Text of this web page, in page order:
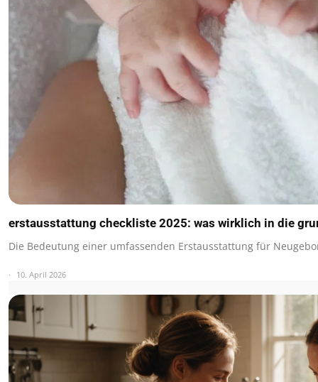
erstausstattung checkliste 2025: was wirklich in die
Die Bedeutung einer umfassenden Erstausstattung für
10. April 2026